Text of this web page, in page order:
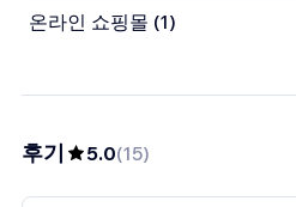
온라인 쇼핑몰 (1)
후기 5.0(15)